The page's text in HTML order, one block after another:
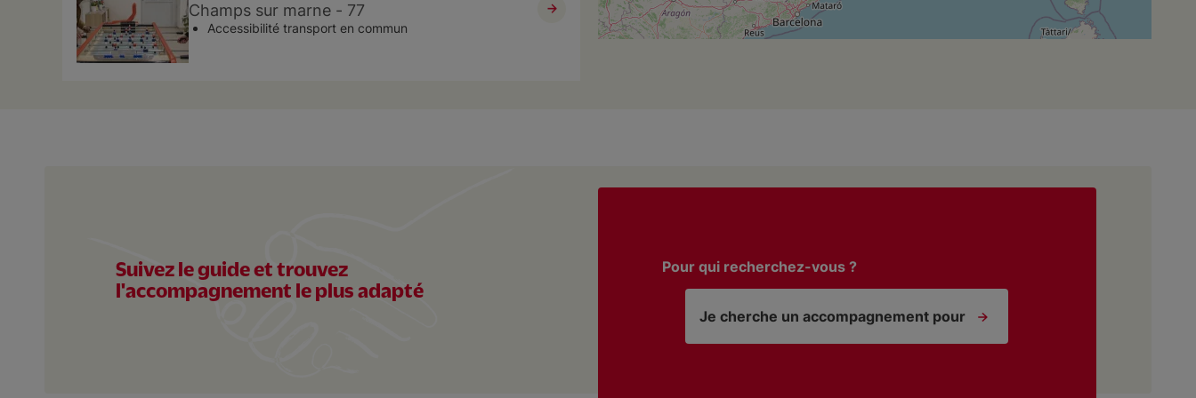
Champs sur marne 77
Accessibilité transport en commun
Pôle logement accompagné 13
Suivez le guide et trouvez
l'accompagnement le plus adapté
Pour qui recherchez-vous ?
Je cherche un accompagnement pour